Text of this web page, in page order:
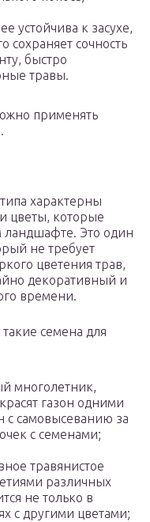
устойчива к засухе,
сохраняет сочность
быстро
травы.
применять
характерны
цветы, которые
ландшафте. Это один
не требует
цветения трав,
декоративный и
времени.
семена для
многолетник,
газон одними
с самовысеванию за
с семенами;
травянистое
различных
не только в
с другими цветами;